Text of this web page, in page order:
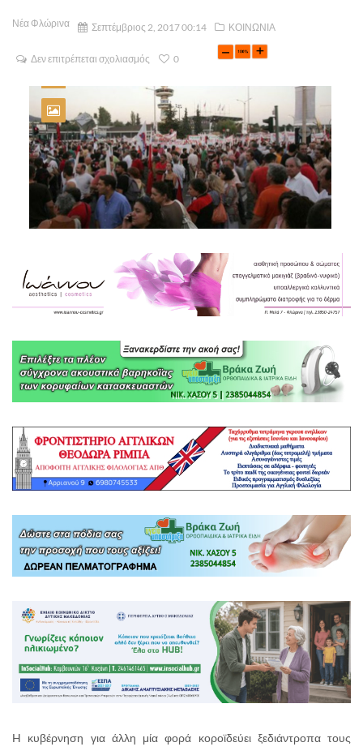
Νέα Φλώρινα Σεπτέμβριος 2, 2017 00:14 ΚΟΙΝΩΝΙΑ
Δεν επιτρέπεται σχολιασμός 0
H κυβέρνηση για άλλη μία φορά κοροϊδεύει ξεδιάντροπα τους